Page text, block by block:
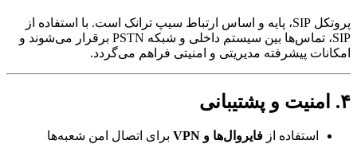
پروتکل SIP، پایه و اساس ارتباط سیپ ترانک است. با استفاده از
SIP، تماس‌ها بین سیستم داخلی و شبکه PSTN برقرار می‌شوند و
پیشرفته مدیریتی و امنیتی فراهم می‌گردد.
استفاده ازفایروال‌ها و VPN برای اتصال امن شعبه‌ها